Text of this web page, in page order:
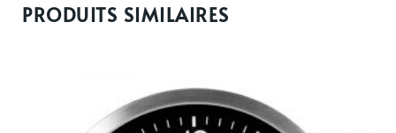
PRODUITS SIMILAIRES